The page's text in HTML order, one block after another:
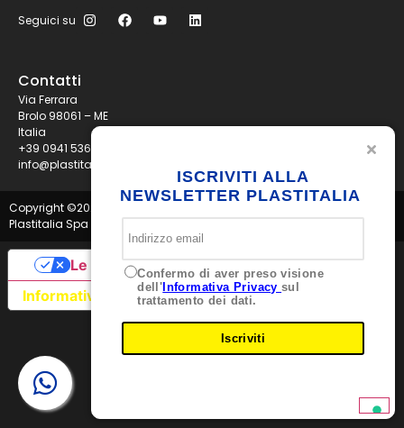
Seguici su
Contatti
Via Ferrara
Brolo 98061 – ME
Italia
+39 0941 536311
info@plastitaliaspa.com
Copyright ©2026
Plastitalia Spa - P.I. 01834600833 - Tutti i diritti riservati
ISCRIVITI ALLA
NEWSLETTER PLASTITALIA
Confermo di aver preso visione
dell' Informativa Privacysul
trattamento dei dati.
Iscriviti
Informativa sulla raccolta
Le tue preferenze relative alla privacy